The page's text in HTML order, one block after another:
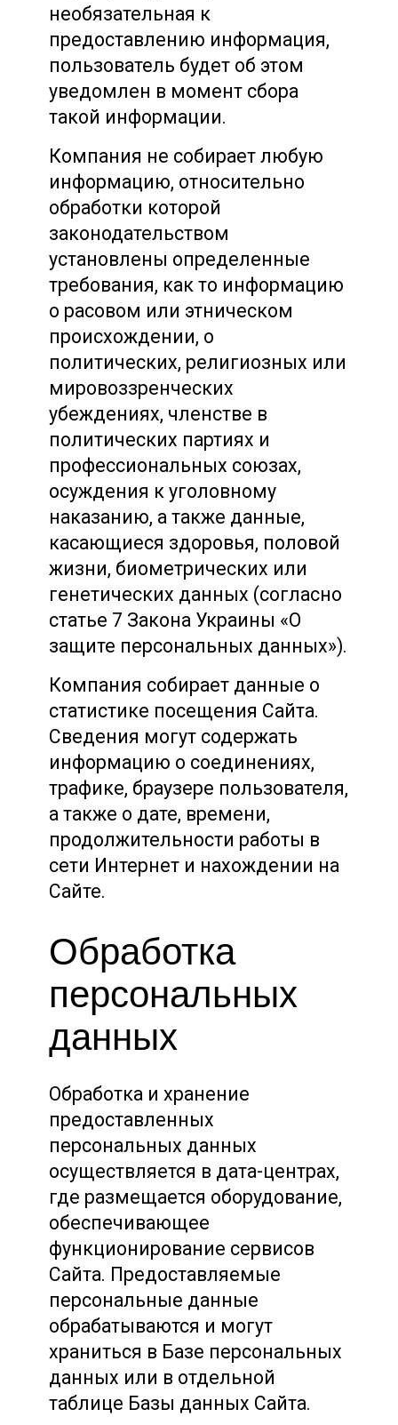
необязательная к
предоставлению информация,
пользователь будет об этом
уведомлен в момент сбора
такой информации.
Компания не собирает любую
информацию, относительно
обработки которой
законодательством
установлены определенные
требования, как то информацию
о расовом или этническом
происхождении, о
политических, религиозных или
мировоззренческих
убеждениях, членстве в
политических партиях и
профессиональных союзах,
осуждения к уголовному
наказанию, а также данные,
касающиеся здоровья, половой
жизни, биометрических или
генетических данных (согласно
статье 7 Закона Украины «О
защите персональных данных»).
Компания собирает данные о
статистике посещения Сайта.
Сведения могут содержать
информацию о соединениях,
трафике, браузере пользователя,
а также о дате, времени,
продолжительности работы в
сети Интернет и нахождении на
Сайте.
Обработка
персональных
данных
Обработка и хранение
предоставленных
персональных данных
осуществляется в дата-центрах,
где размещается оборудование,
обеспечивающее
функционирование сервисов
Сайта. Предоставляемые
персональные данные
обрабатываются и могут
храниться в Базе персональных
данных или в отдельной
таблице Базы данных Сайта.